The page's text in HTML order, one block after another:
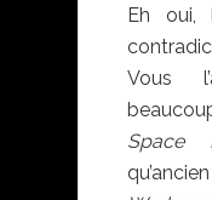
Eh oui,
Vous
Space